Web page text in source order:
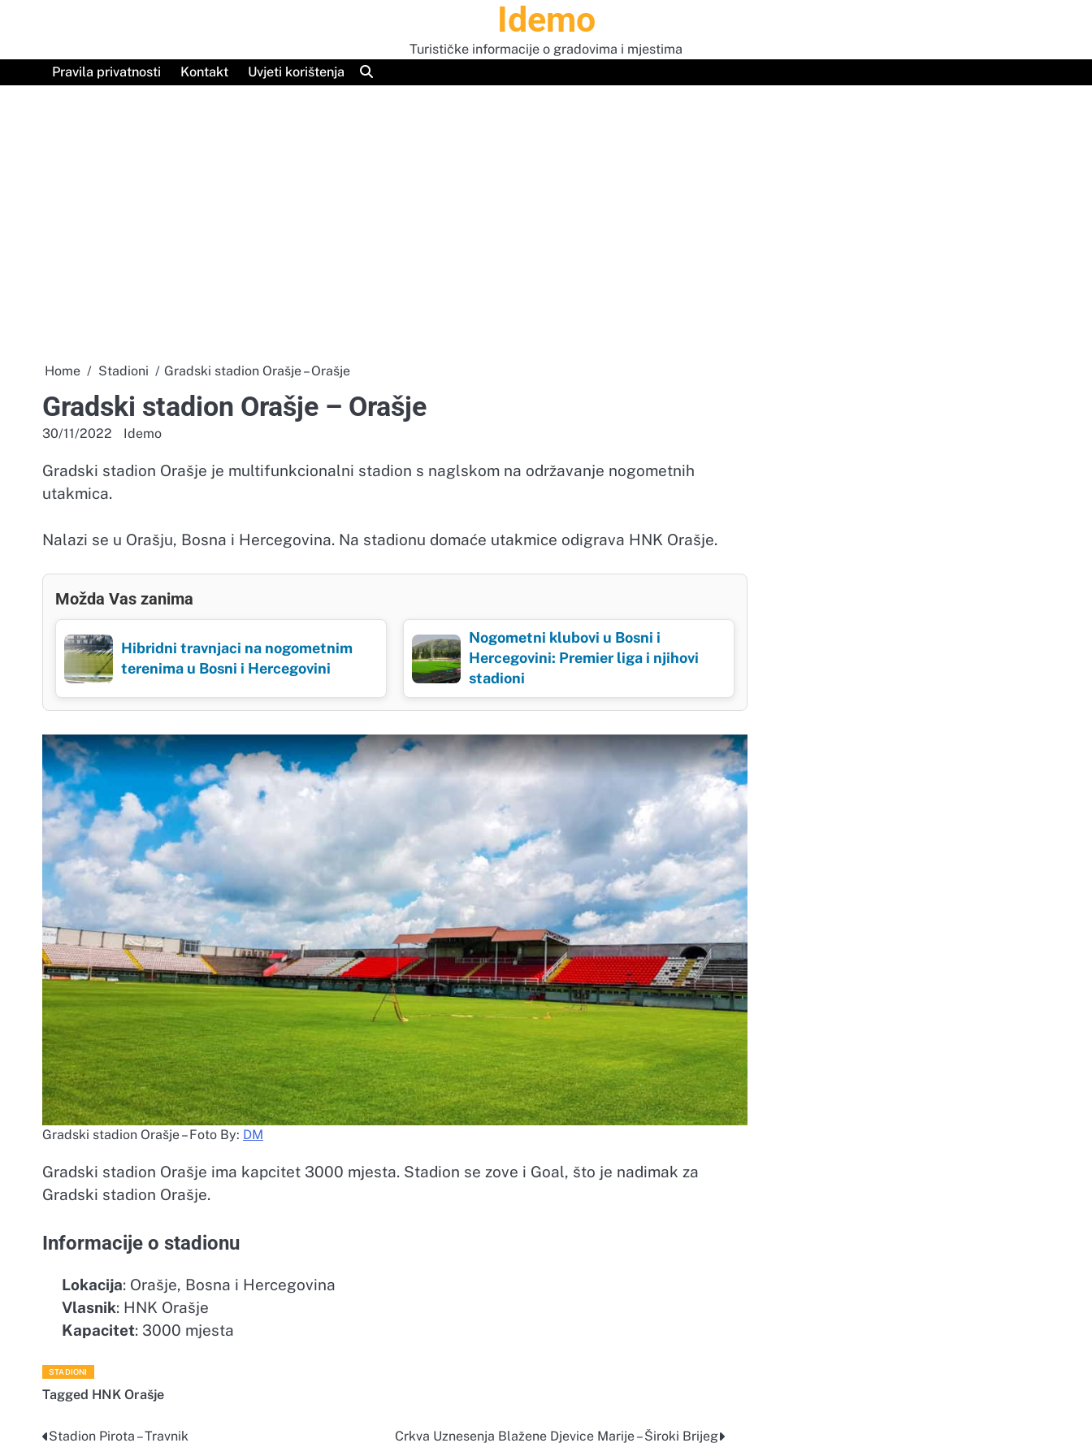
Idemo
Turističke informacije o gradovima i mjestima
Pravila privatnosti
Kontakt Uvjeti korištenja
Home Stadioni Gradski stadion Orašje – Orašje
Gradski stadion Orašje – Orašje
30/11/2022 Idemo
Gradski stadion Orašje je multifunkcionalni stadion s naglskom na održavanje nogometnih
utakmica.
Nalazi se u Orašju, Bosna i Hercegovina. Na stadionu domaće utakmice odigrava HNK Orašje.
Možda Vas zanima
Hibridni travnjaci na nogometnim
terenima u Bosni i Hercegovini
Nogometni klubovi u Bosni i
Hercegovini: Premier liga i njihovi
stadioni
Gradski stadion Orašje – Foto By: DM
Gradski stadion Orašje ima kapcitet 3000 mjesta. Stadion se zove i Goal, što je nadimak za
Gradski stadion Orašje.
Informacije o stadionu
Lokacija: Orašje, Bosna i Hercegovina
Vlasnik: HNK Orašje
Kapacitet: 3000 mjesta
STADIONI
Tagged HNK Orašje
Navigacija
Stadion Pirota – Travnik Crkva Uznesenja Blažene Djevice Marije – Široki Brijeg